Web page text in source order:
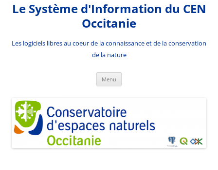
contenu
Le Système d'Information du CEN
Occitanie
Les logiciels libres au coeur de la connaissance et de la conservation
de la nature
Menu